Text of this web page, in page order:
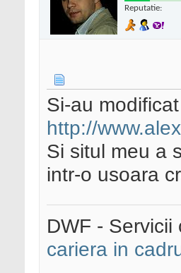
Reputatie:
Si-au
http://
Si situl meu a
intr-o usoara
DWF - Servicii
cariera in